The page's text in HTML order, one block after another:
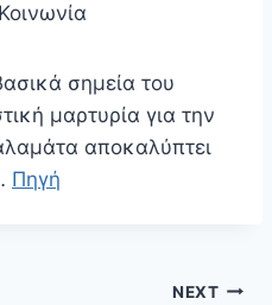
σημεία του
μαρτυρία για την
αποκαλύπτει
Πηγή
NEXT